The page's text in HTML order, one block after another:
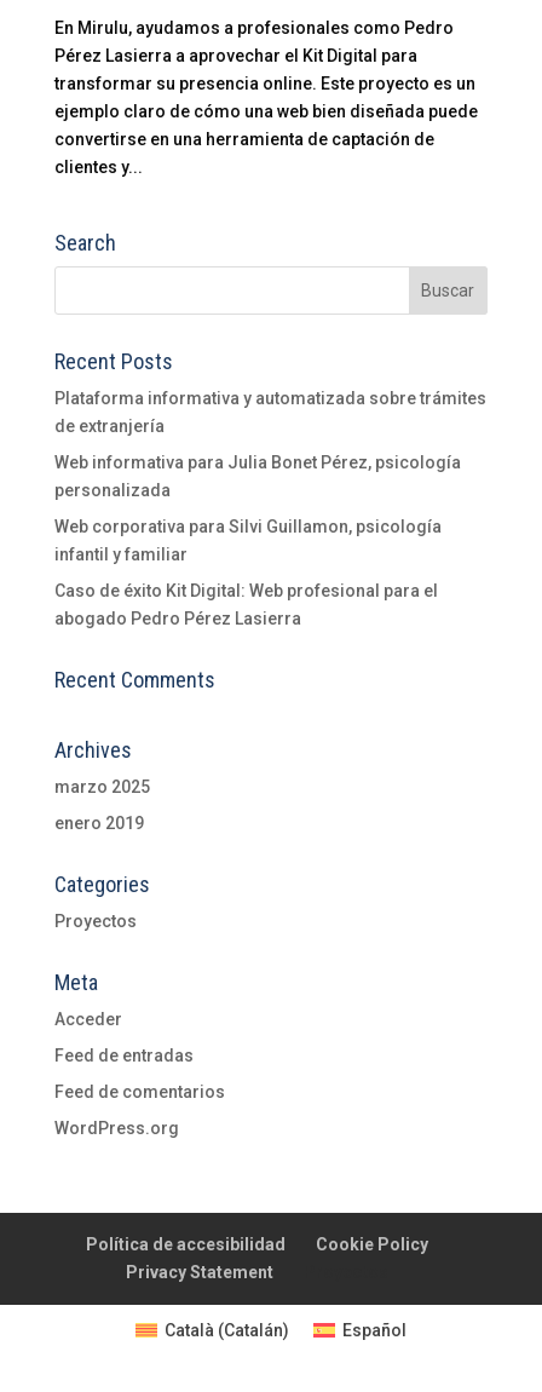
En Mirulu, ayudamos a profesionales como Pedro
Pérez Lasierra a aprovechar el Kit Digital para
transformar su presencia online. Este proyecto es un
ejemplo claro de cómo una web bien diseñada puede
convertirse en una herramienta de captación de
clientes y...
Search
Recent Posts
Plataforma informativa y automatizada sobre trámites
de extranjería
Web informativa para Julia Bonet Pérez, psicología
personalizada
Web corporativa para Silvi Guillamon, psicología
infantil y familiar
Caso de éxito Kit Digital: Web profesional para el
abogado Pedro Pérez Lasierra
Recent Comments
Archives
marzo 2025
enero 2019
Categories
Proyectos
Meta
Acceder
Feed de entradas
Feed de comentarios
WordPress.org
Política de accesibilidad
Cookie Policy
Privacy Statement
Català (Catalán) Español